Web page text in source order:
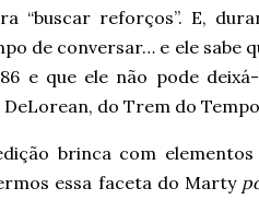
“buscar reforços”. E,
de conversar… e ele sabe
e que ele não pode
do Trem do
brinca com
essa faceta do Marty